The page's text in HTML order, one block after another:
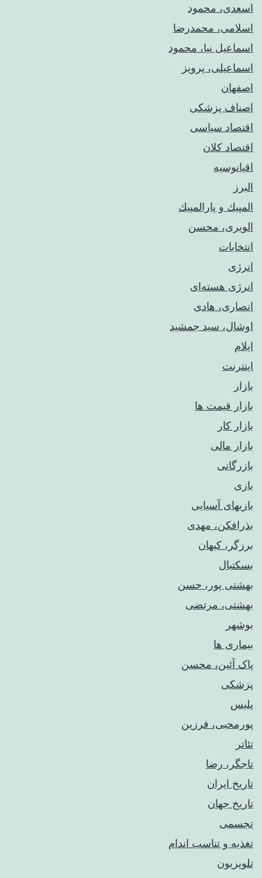
اسعدی، محمود
اسلامی، محمدرضا
اسماعیل نیا، محمود
اسماعیلی، پرویز
اصفهان
اصناف پزشکی
اقتصاد سیاسی
اقتصاد کلان
اقیانوسیه
البرز
المپيك و پارالمپيك
الویری، محسن
انتخابات
انرژی
انرژی هسته‌ای
انصاری، هادی
اوشال، سید جمشید
ایلام
اینترنت
بازار
بازار قیمت ها
بازار کار
بازار مالی
بازرگانی
بازی
بازیهای آسیایی
بذرافکن، مهدی
برزگر، کیهان
بسکتبال
بهشتی پور، حسن
بهشتی، مرتضی
بوشهر
بیماری ها
پاک آئین، محسن
پزشکی
پلیس
پورمحبی، فرزین
تئاتر
تاجگر، رضا
تاریخ ایران
تاریخ جهان
تجسمی
تغذیه و تناسب اندام
تلویزیون